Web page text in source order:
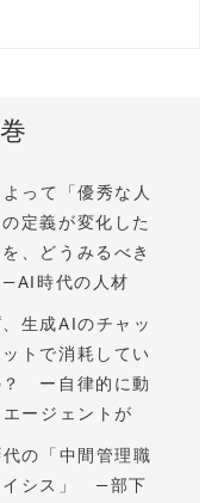
って「優秀な人
定義が変化した
、どうみるべき
時代の人材
生成AIのチャッ
ットで消耗してい
？ ー自律的に動
エージェントが
の「中間管理職
イシス」 —部下